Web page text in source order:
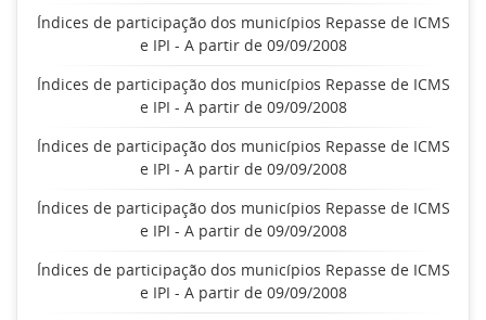
Índices de participação dos municípios Repasse de ICMS
e IPI - A partir de 09/09/2008
Índices de participação dos municípios Repasse de ICMS
e IPI - A partir de 09/09/2008
Índices de participação dos municípios Repasse de ICMS
e IPI - A partir de 09/09/2008
Índices de participação dos municípios Repasse de ICMS
e IPI - A partir de 09/09/2008
Índices de participação dos municípios Repasse de ICMS
e IPI - A partir de 09/09/2008